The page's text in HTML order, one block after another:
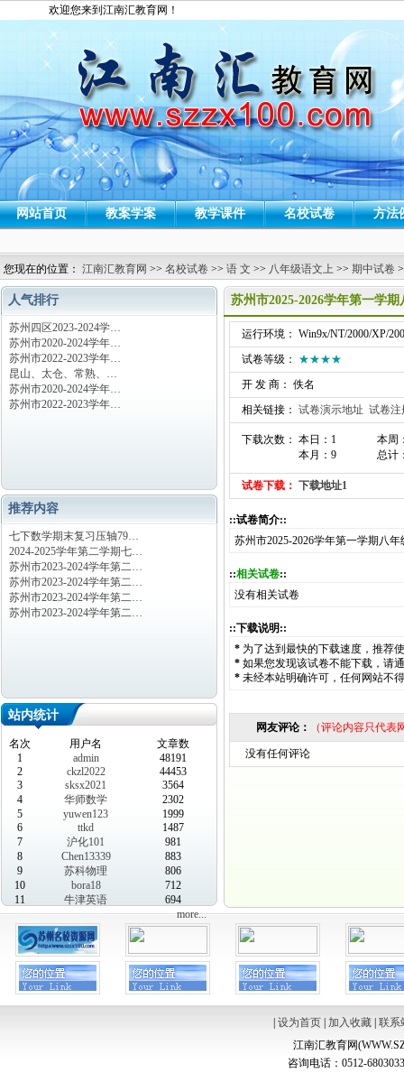
欢迎您来到江南汇教育网！
网站首页 教案学案 教学课件 名校试卷 方法
您现在的位置： 江南汇教育网 >> 名校试卷 >> 语 文 >> 八年级语文上 >> 期中试卷
人气排行
苏州四区2023-2024学…
苏州市2020-2024学年…
苏州市2022-2023学年…
昆山、太仓、常熟、…
苏州市2020-2024学年…
苏州市2022-2023学年…
推荐内容
七下数学期末复习压轴79…
2024-2025学年第二学期七…
苏州市2023-2024学年第二…
苏州市2023-2024学年第二…
苏州市2023-2024学年第二…
苏州市2023-2024学年第二…
站内统计
名次 用户名
文章数
1
admin
48191
2
ckzl2022
44453
3
sksx2021
3564
4
华师数学
2302
5
yuwen123
1999
6
ttkd
1487
7
沪化101
981
8
Chen13339
883
9
苏科物理
806
10
bora18
712
11
牛津英语
694
more...
苏州市2025-2026学年第一学
运行环境： Win9x/NT/2000/XP/
试卷等级： ★★★★
开 发 商： 佚名
相关链接： 试卷演示地址 试卷注
下载次数： 本日：1
本月：9
本周
总计
试卷下载： 下载地址1
::试卷简介::
苏州市2025-2026学年第一学期八
::相关试卷::
没有相关试卷
::下载说明::
* 为了达到最快的下载速度，推荐
* 如果您发现该试卷不能下载，请
* 未经本站明确许可，任何网站不
网友评论： （评论内容只代
没有任何评论
设为首页| 加入收藏| 联系
江南汇教育网
咨询电话：0512-